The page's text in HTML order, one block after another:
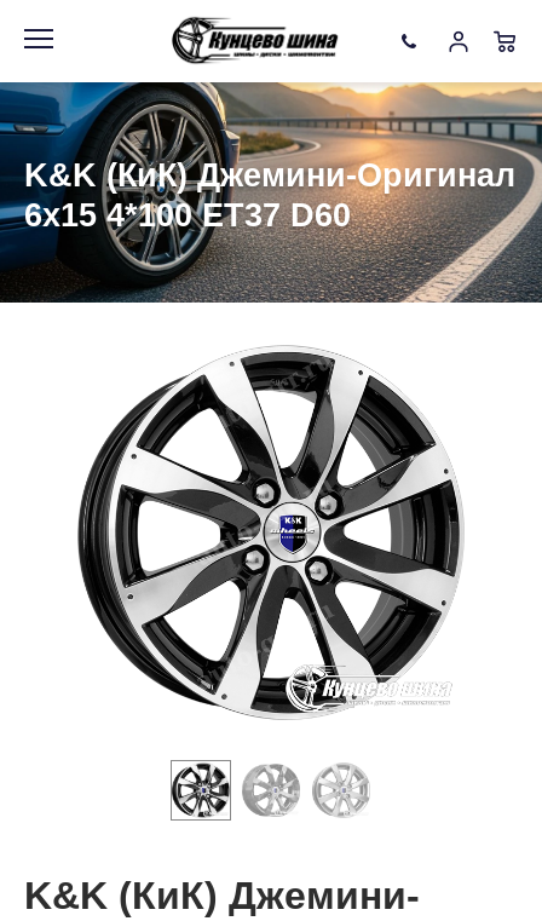
K&K (КиК) Джемини-Оригинал
6x15 4*100 ET37 D60
K&K (КиК) Джемини-
Информация Фото товара